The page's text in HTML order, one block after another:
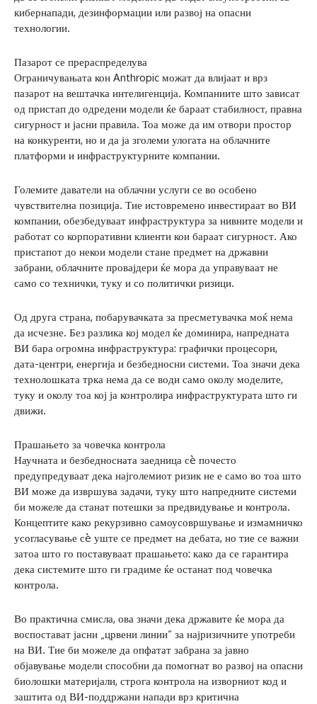
кибернапади, дезинформации или развој на опасни
технологии.
Пазарот се прераспределува
Ограничувањата кон Anthropic можат да влијаат и врз
пазарот на вештачка интелигенција. Компаниите што зависат
од пристап до одредени модели ќе бараат стабилност, правна
сигурност и јасни правила. Тоа може да им отвори простор
на конкуренти, но и да ја зголеми улогата на облачните
платформи и инфраструктурните компании.
Големите даватели на облачни услуги се во особено
чувствителна позиција. Тие истовремено инвестираат во ВИ
компании, обезбедуваат инфраструктура за нивните модели и
работат со корпоративни клиенти кои бараат сигурност. Ако
пристапот до некои модели стане предмет на државни
забрани, облачните провајдери ќе мора да управуваат не
само со технички, туку и со политички ризици.
Од друга страна, побарувачката за пресметувачка моќ нема
да исчезне. Без разлика кој модел ќе доминира, напредната
ВИ бара огромна инфраструктура: графички процесори,
дата-центри, енергија и безбедносни системи. Тоа значи дека
технолошката трка нема да се води само околу моделите,
туку и околу тоа кој ја контролира инфраструктурата што ги
движи.
Прашањето за човечка контрола
Научната и безбедносната заедница сè почесто
предупредуваат дека најголемиот ризик не е само во тоа што
ВИ може да извршува задачи, туку што напредните системи
би можеле да станат потешки за предвидување и контрола.
Концептите како рекурзивно самоусовршување и измамничко
усогласување сè уште се предмет на дебата, но тие се важни
затоа што го поставуваат прашањето: како да се гарантира
дека системите што ги градиме ќе останат под човечка
контрола.
Во практична смисла, ова значи дека државите ќе мора да
воспостават јасни „црвени линии“ за најризичните употреби
на ВИ. Тие би можеле да опфатат забрана за јавно
објавување модели способни да помогнат во развој на опасни
биолошки материјали, строга контрола на изворниот код и
заштита од ВИ-поддржани напади врз критична